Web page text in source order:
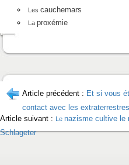
Les cauchemars
La proxémie
Article précédent : Et si vous
contact avec les
Article suivant :
Le nazisme cultive le
Schlageter